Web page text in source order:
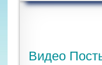
Видео